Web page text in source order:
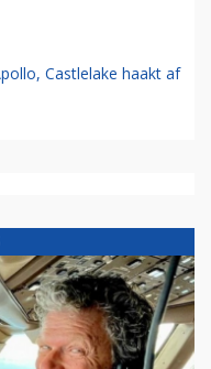
Castlelake haakt af